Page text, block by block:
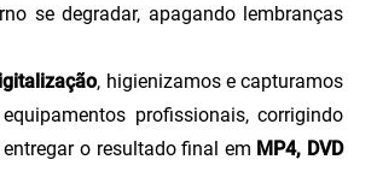
se degradar, apagando lembranças
, higienizamos e capturamos
profissionais, corrigindo
o resultado final em MP4, DVD